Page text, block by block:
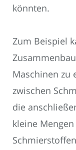
könnten.
Zum Beispiel
Maschinen zu
zwischen
die
kleine